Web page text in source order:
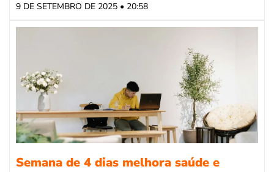
9 DE SETEMBRO DE 2025 • 20:58
Semana de 4 dias melhora saúde e